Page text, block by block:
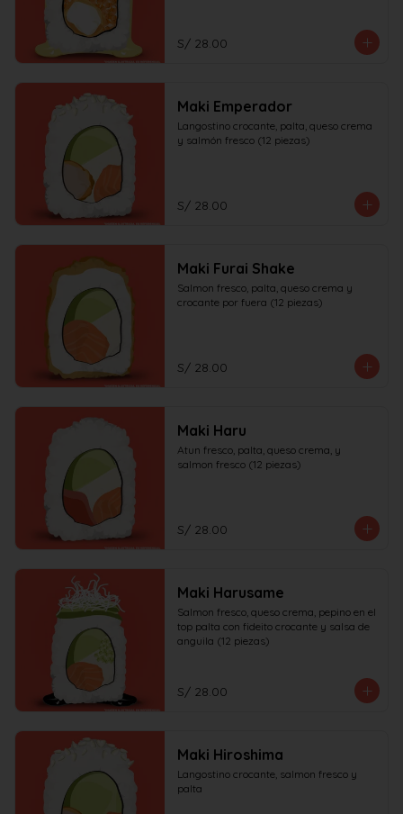
S/ 28.00
Maki Emperador
Langostino crocante, palta, queso crema
y salmón fresco (12 piezas)
S/ 28.00
Maki Furai Shake
Salmon fresco, palta, queso crema y
crocante por fuera (12 piezas)
S/ 28.00
Maki Haru
Atun fresco, palta, queso crema, y
salmon fresco (12 piezas)
S/ 28.00
Maki Harusame
Salmon fresco, queso crema, pepino en el
top palta con fideito crocante y salsa de
anguila (12 piezas)
S/ 28.00
Maki Hiroshima
Langostino crocante, salmon fresco y
palta